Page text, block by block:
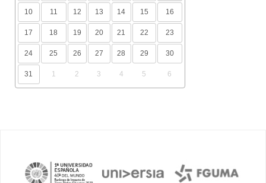
10 11 12 13 14 15 16
17 18 19 20 21 22 23
24 25 26 27 28 29 30
31 1 2 3 4 5 6